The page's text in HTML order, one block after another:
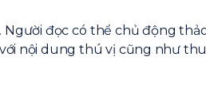
đọc có thể chủ động
nội dung thú vị cũng như